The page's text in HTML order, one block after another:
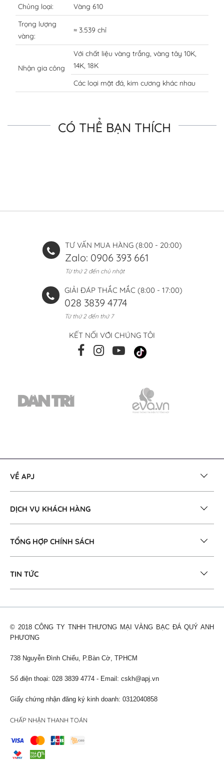
Chủng loại:
Vàng 610
Trọng lượng
vàng:
≈ 3.539 chỉ
Nhận gia công
Với chất liệu vàng trắng, vàng tây 10K,
14K, 18K
Các loại mặt đá, kim cương khác nhau
CÓ THỂ BẠN THÍCH
TƯ VẤN MUA HÀNG (8:00 - 20:00)
Zalo: 0906 393 661
Từ thứ 2 đến chủ nhật
GIẢI ĐÁP THẮC MẮC (8:00 - 17:00)
028 3839 4774
Từ thứ 2 đến thứ 7
KẾT NỐI VỚI CHÚNG TÔI
VỀ APJ
DỊCH VỤ KHÁCH HÀNG
TỔNG HỢP CHÍNH SÁCH
TIN TỨC
© 2018 CÔNG TY TNHH THƯƠNG MẠI VÀNG BẠC ĐÁ QUÝ ANH
PHƯƠNG
738 Nguyễn Đình Chiểu, P.Bàn Cờ, TPHCM
Số điện thoại: 028 3839 4774 - Email: cskh@apj.vn
Giấy chứng nhận đăng ký kinh doanh: 0312040858
CHẤP NHẬN THANH TOÁN